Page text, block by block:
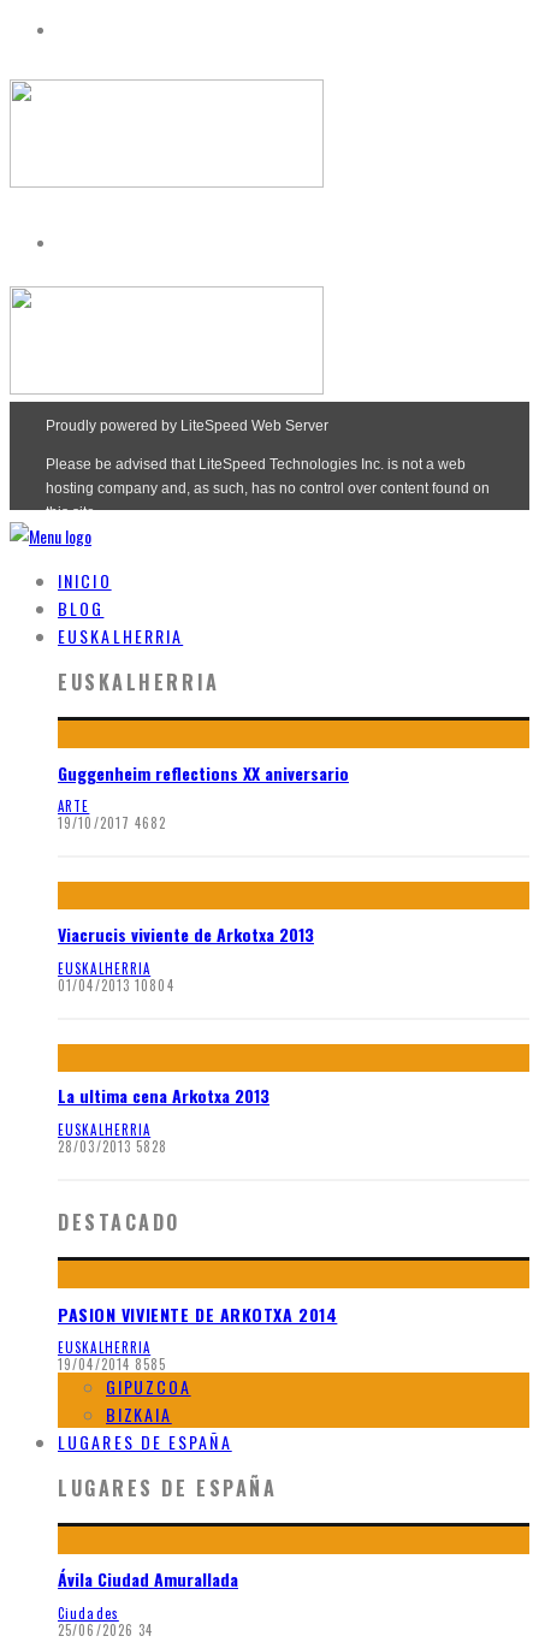
INICIO
BLOG
EUSKALHERRIA
EUSKALHERRIA
Guggenheim reflections XX aniversario
ARTE
19/10/2017 4682
Viacrucis viviente de Arkotxa 2013
EUSKALHERRIA
01/04/2013 10804
La ultima cena Arkotxa 2013
EUSKALHERRIA
28/03/2013 5828
DESTACADO
PASION VIVIENTE DE ARKOTXA 2014
EUSKALHERRIA
19/04/2014 8585
GIPUZCOA
BIZKAIA
LUGARES DE ESPAÑA
LUGARES DE ESPAÑA
Ávila Ciudad Amurallada
Ciudades
25/06/2026 34